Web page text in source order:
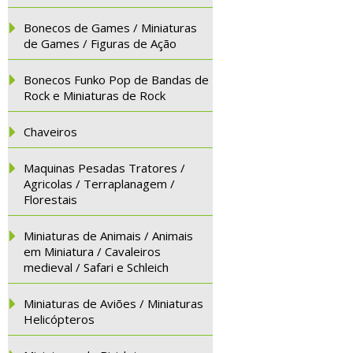
Bonecos de Games / Miniaturas
de Games / Figuras de Ação
Bonecos Funko Pop de Bandas de
Rock e Miniaturas de Rock
Chaveiros
Maquinas Pesadas Tratores /
Agricolas / Terraplanagem /
Florestais
Miniaturas de Animais / Animais
em Miniatura / Cavaleiros
medieval / Safari e Schleich
Miniaturas de Aviões / Miniaturas
Helicópteros